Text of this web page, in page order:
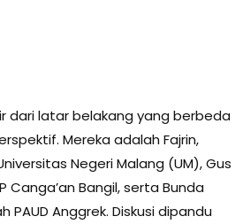
dari latar belakang yang berbeda
Mereka adalah Fajrin,
Negeri Malang (UM), Gus
Canga’an Bangil, serta Bunda
PAUD Anggrek. Diskusi dipandu